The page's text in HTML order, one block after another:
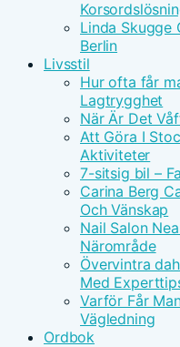
Linda Skugge
Berlin
Livsstil
Hur ofta får
Lagtrygghet
När Är Det
Att Göra I
Aktiviteter
7-sitsig bil –
Carina Berg
Och Vänskap
Nail Salon
Närområde
Övervintra
Med
Varför Får
Vägledning
Ordbok